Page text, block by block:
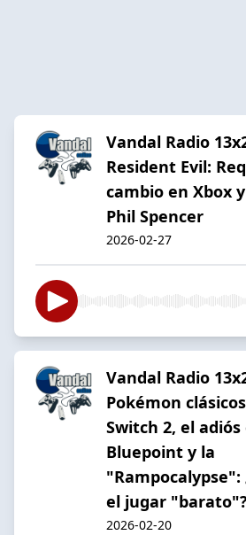
Vandal Radio
Resident Evil:
cambio en Xbox
Phil Spencer
2026-02-27
Vandal Radio
Pokémon
Switch 2, el adiós
Bluepoint y la
"Rampocalypse":
el jugar "barato"?
2026-02-20